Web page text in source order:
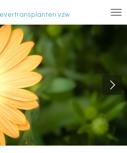
vzw